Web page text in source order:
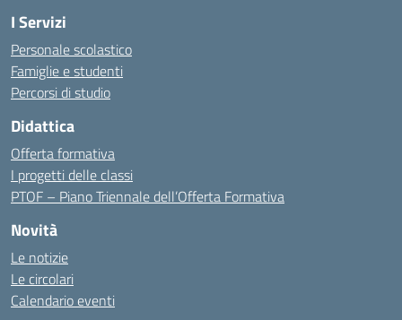
I Servizi
Personale scolastico
Famiglie e studenti
Percorsi di studio
Didattica
Offerta formativa
I progetti delle classi
PTOF – Piano Triennale dell’Offerta Formativa
Novità
Le notizie
Le circolari
Calendario eventi